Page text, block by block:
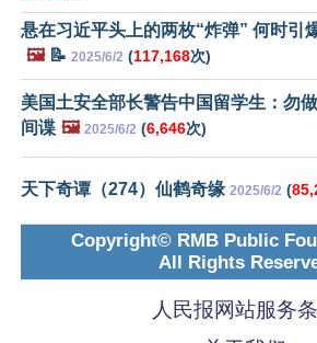
悬在习近平头上的两枚“炸弹” 何时引
🖼️📝 2025/6/2 (117,168次)
美国土安全部长警告中国留学生：勿
间谍 🖼️ 2025/6/2 (6,646次)
天下奇谭（274）仙鹤奇缘 2025/6/2 (
Copyright© RMB Public
All Rights
人民报网站服务